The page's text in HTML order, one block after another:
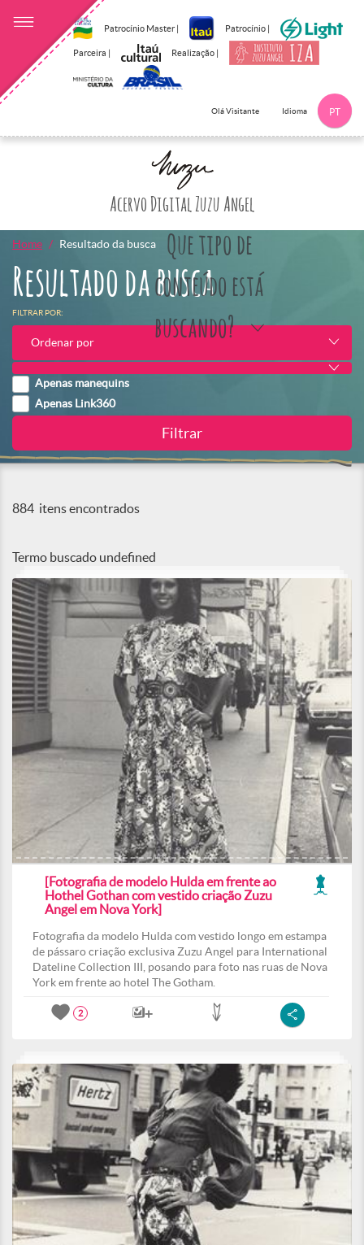
Patrocínio Master | Patrocínio |
Parceira | Realização |
Olá Visitante Idioma PT
Acervo Digital Zuzu Angel
Que tipo de
conteúdo está
buscando?
Home Resultado da busca
Resultado da busca
FILTRAR POR:
Ordenar por
Apenas manequins
Apenas Link360
884 itens encontrados
Termo buscado undefined
[Fotografia de modelo Hulda em frente ao
Hothel Gothan com vestido criação Zuzu
Angel em Nova York]
Fotografia da modelo Hulda com vestido longo em estampa
de pássaro criação exclusiva Zuzu Angel para International
Dateline Collection III, posando para foto nas ruas de Nova
York em frente ao hotel The Gotham.
2